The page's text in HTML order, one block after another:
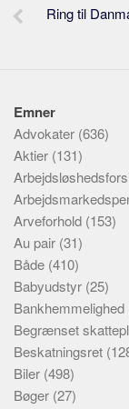
Ring til
Emner
Advokater (636)
Aktier (131)
Arveforhold (153)
Au pair (31)
Både (410)
Babyudstyr (25)
Bankhemmelighed
Begrænset
Beskatningsret
Biler (498)
Bøger (27)